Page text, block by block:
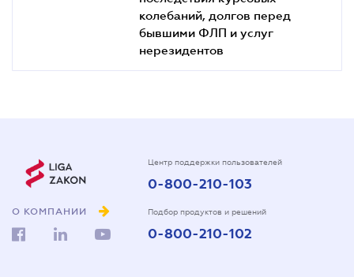
колебаний, долгов перед
бывшими ФЛП и услуг
нерезидентов
О КОМПАНИИ
Центр поддержки пользователей
0-800-210-103
Подбор продуктов и решений
0-800-210-102